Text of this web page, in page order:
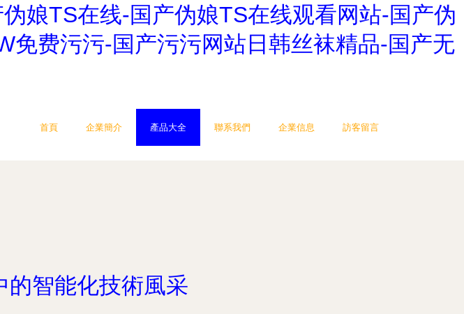
娘TS在线-国产伪娘TS在线观看网站-国产伪
免费污污-国产污污网站日韩丝袜精品-国产无
首頁 企業簡介 產品大全 聯系我們 企業信息 訪客留言
的智能化技術風采